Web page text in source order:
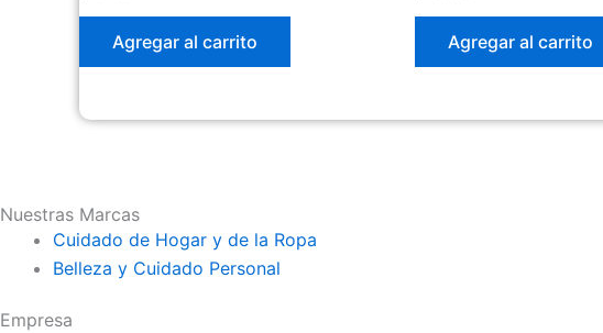
Agregar al carrito Agregar al carrito
Nuestras Marcas
Cuidado de Hogar y de la Ropa
Belleza y Cuidado Personal
Empresa